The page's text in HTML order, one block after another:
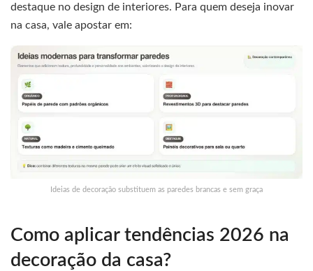
destaque no design de interiores. Para quem deseja inovar
na casa, vale apostar em:
Ideias de decoração substituem as paredes brancas e sem graça
Como aplicar tendências 2026 na
decoração da casa?